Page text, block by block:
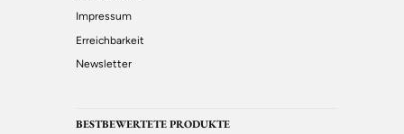
Impressum
Erreichbarkeit
Newsletter
BESTBEWERTETE PRODUKTE